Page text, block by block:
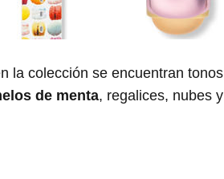
la colección se encuentran tonos
de menta, regalices, nubes y